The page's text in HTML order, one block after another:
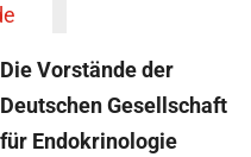
Die Vorstände der
Deutschen Gesellschaft
für Endokrinologie